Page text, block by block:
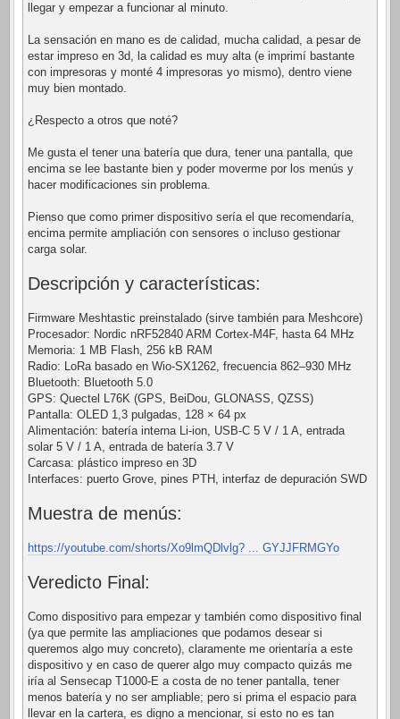
llegar y empezar a funcionar al minuto.
La sensación en mano es de calidad, mucha calidad, a pesar de
estar impreso en 3d, la calidad es muy alta (e imprimí bastante
con impresoras y monté 4 impresoras yo mismo), dentro viene
muy bien montado.
¿Respecto a otros que noté?
Me gusta el tener una batería que dura, tener una pantalla, que
encima se lee bastante bien y poder moverme por los menús y
hacer modificaciones sin problema.
Pienso que como primer dispositivo sería el que recomendaría,
encima permite ampliación con sensores o incluso gestionar
carga solar.
Descripción y características:
Firmware Meshtastic preinstalado (sirve también para Meshcore)
Procesador: Nordic nRF52840 ARM Cortex-M4F, hasta 64 MHz
Memoria: 1 MB Flash, 256 kB RAM
Radio: LoRa basado en Wio-SX1262, frecuencia 862–930 MHz
Bluetooth: Bluetooth 5.0
GPS: Quectel L76K (GPS, BeiDou, GLONASS, QZSS)
Pantalla: OLED 1,3 pulgadas, 128 × 64 px
Alimentación: batería interna Li-ion, USB-C 5 V / 1 A, entrada
solar 5 V / 1 A, entrada de batería 3.7 V
Carcasa: plástico impreso en 3D
Interfaces: puerto Grove, pines PTH, interfaz de depuración SWD
Muestra de menús:
https://youtube.com/shorts/Xo9lmQDlvlg? ... GYJJFRMGYo
Veredicto Final:
Como dispositivo para empezar y también como dispositivo final
(ya que permite las ampliaciones que podamos desear si
queremos algo muy concreto), claramente me orientaría a este
dispositivo y en caso de querer algo muy compacto quizás me
iría al Sensecap T1000-E a costa de no tener pantalla, tener
menos batería y no ser ampliable; pero si prima el espacio para
llevar en la cartera, es digno a mencionar, si esto no es tan